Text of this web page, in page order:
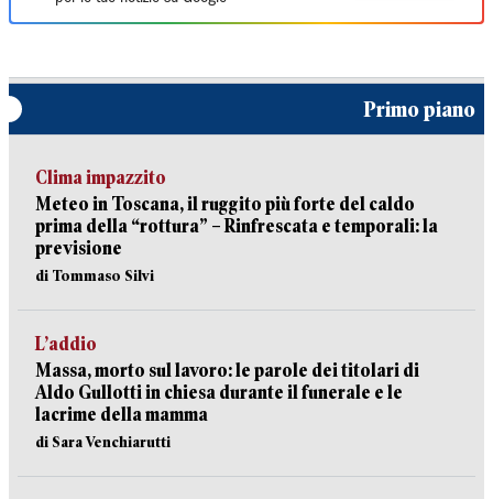
Primo piano
Clima impazzito
Meteo in Toscana, il ruggito più forte del caldo
prima della “rottura” – Rinfrescata e temporali: la
previsione
di Tommaso Silvi
L’addio
Massa, morto sul lavoro: le parole dei titolari di
Aldo Gullotti in chiesa durante il funerale e le
lacrime della mamma
di Sara Venchiarutti